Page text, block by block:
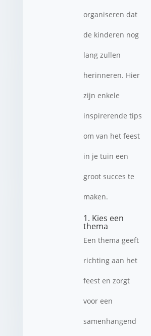
organiseren dat
de kinderen nog
lang zullen
herinneren. Hier
zijn enkele
inspirerende tips
om van het feest
in je tuin een
groot succes te
maken.
1. Kies een
thema
Een thema geeft
richting aan het
feest en zorgt
voor een
samenhangend